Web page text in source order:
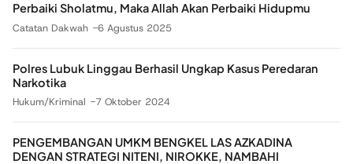
Perbaiki Sholatmu, Maka Allah Akan Perbaiki Hidupmu
Catatan Dakwah 6 Agustus 2025
Polres Lubuk Linggau Berhasil Ungkap Kasus Peredaran
Narkotika
Hukum/Kriminal 7 Oktober 2024
PENGEMBANGAN UMKM BENGKEL LAS AZKADINA
DENGAN STRATEGI NITENI, NIROKKE, NAMBAHI